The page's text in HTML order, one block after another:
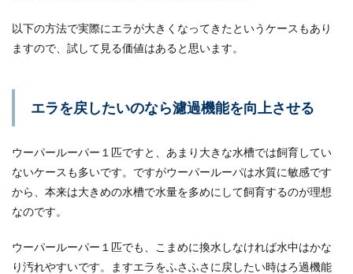
以下の方法で実際にエラが大きくなってきたというケースもあり
ますので、試して見る価値はあると思います。
エラを戻したいのなら濾過機能を向上させる
ウーパールーパー１匹ですと、あまり大きな水槽では飼育してい
ないケースも多いです。ですがウーパールーパは水質に敏感です
から、本来は大きめの水槽で水量を多めにして飼育するのが理想
なのです。
ウーパールーパー１匹でも、こまめに換水しなければ水中はかな
り汚れやすいです。ますエラをふさふさに戻したい時はろ過機能